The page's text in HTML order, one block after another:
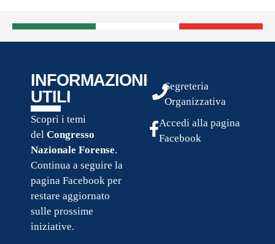
INFORMAZIONI
UTILI
Scopri i temi
del Congresso
Nazionale Forense.
Continua a seguire la
pagina Facebook per
restare aggiornato
sulle prossime
iniziative.
Segreteria
Organizzativa
Accedi alla pagina
Facebook